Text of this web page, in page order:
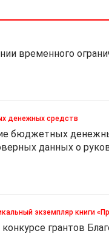
временного
денежных средств
бюджетных
данных о
экземпляр книги
грантов